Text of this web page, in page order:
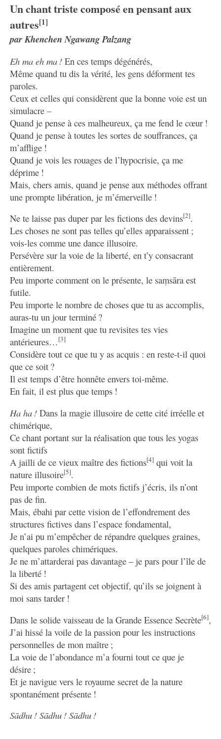
Un chant triste composé en pensant aux
autres[1]
par Khenchen Ngawang Palzang
Eh ma eh ma ! En ces temps dégénérés,
Même quand tu dis la vérité, les gens déforment tes
paroles.
Ceux et celles qui considèrent que la bonne voie est un
simulacre –
Quand je pense à ces malheureux, ça me fend le cœur !
Quand je pense à toutes les sortes de souffrances, ça
m’afflige !
Quand je vois les rouages de l’hypocrisie, ça me
déprime !
Mais, chers amis, quand je pense aux méthodes offrant
une prompte libération, je m’émerveille !
Ne te laisse pas duper par les fictions des devins[2].
Les choses ne sont pas telles qu’elles apparaissent ;
vois-les comme une dance illusoire.
Persévère sur la voie de la liberté, en t’y consacrant
entièrement.
Peu importe comment on le présente, le saṃsāra est
futile.
Peu importe le nombre de choses que tu as accomplis,
auras-tu un jour terminé ?
Imagine un moment que tu revisites tes vies
antérieures…[3]
Considère tout ce que tu y as acquis : en reste-t-il quoi
que ce soit ?
Il est temps d’être honnête envers toi-même.
En fait, il est plus que temps !
Ha ha ! Dans la magie illusoire de cette cité irréelle et
chimérique,
Ce chant portant sur la réalisation que tous les yogas
sont fictifs
A jailli de ce vieux maître des fictions[4] qui voit la
nature illusoire[5].
Peu importe combien de mots fictifs j’écris, ils n’ont
pas de fin.
Mais, ébahi par cette vision de l’effondrement des
structures fictives dans l’espace fondamental,
Je n’ai pu m’empêcher de répandre quelques graines,
quelques paroles chimériques.
Je ne m’attarderai pas davantage – je pars pour l’île de
la liberté !
Si des amis partagent cet objectif, qu’ils se joignent à
moi sans tarder !
Dans le solide vaisseau de la Grande Essence Secrète[6],
J’ai hissé la voile de la passion pour les instructions
personnelles de mon maître ;
La voie de l’abondance m’a fourni tout ce que je
désire ;
Et je navigue vers le royaume secret de la nature
spontanément présente !
Sādhu ! Sādhu ! Sādhu !